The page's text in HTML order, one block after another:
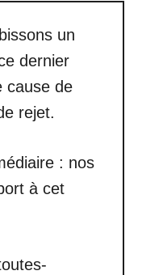
un
dernier
cause de
rejet.
: nos
à cet